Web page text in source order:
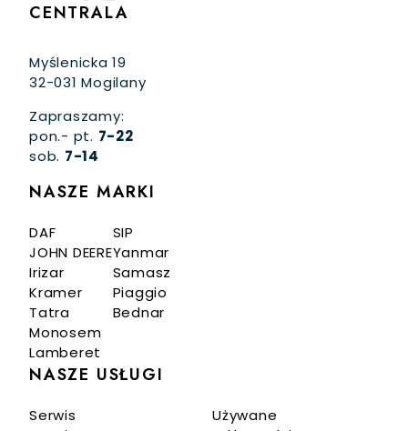
CENTRALA
Myślenicka 19
32-031 Mogilany
Zapraszamy:
pon.- pt. 7-22
sob. 7-14
NASZE MARKI
DAF
JOHN DEERE
Irizar
Kramer
Tatra
Monosem
Lamberet
SIP
Yanmar
Samasz
Piaggio
Bednar
NASZE USŁUGI
Serwis
Używane